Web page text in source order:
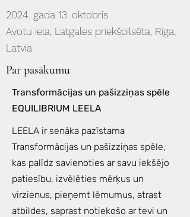
2024. gada 13. oktobris
Avotu iela, Latgales priekšpilsēta, Rīga,
Latvia
Par pasākumu
Transformācijas un pašizziņas spēle
EQUILIBRIUM LEELA
LEELA ir senāka pazīstama
Transformācijas un pašizziņas spēle,
kas palīdz savienoties ar savu iekšējo
patiesību, izvēlēties mērķus un
virzienus, pieņemt lēmumus, atrast
atbildes, saprast notiekošo ar tevi un